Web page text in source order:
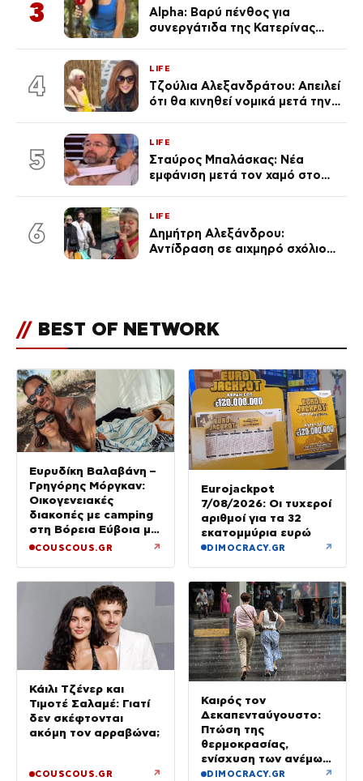
3
Alpha: Βαρύ πένθος για
συνεργάτιδα της Κατερίνας
του Θεού»
4
LIFE
Τζούλια Αλεξανδράτου: Απειλεί
ότι θα κινηθεί νομικά μετά την
5
LIFE
Σταύρος Μπαλάσκας: Νέα
εμφάνιση μετά τον χαμό στο
6
LIFE
Δημήτρη Αλεξάνδρου:
Αντίδραση σε αιχμηρό σχόλιο
// BEST OF NETWORK
Ευρυδίκη Βαλαβάνη –
Γρηγόρης Μόργκαν:
Οικογενειακές
διακοπές με camping
στη Βόρεια Εύβοια με
τον ενός έτους γιο
COUSCOUS.GR ↗
Eurojackpot
7/08/2026: Οι τυχεροί
αριθμοί για τα 32
εκατομμύρια ευρώ
DIMOCRACY.GR ↗
Κάιλι Τζένερ και
Τιμοτέ Σαλαμέ: Γιατί
δεν σκέφτονται
ακόμη τον αρραβώνα;
COUSCOUS.GR ↗
Καιρός τον
Δεκαπενταύγουστο:
Πτώση της
θερμοκρασίας,
ενίσχυση των ανέμων
και καταιγίδες όπου
DIMOCRACY.GR ↗